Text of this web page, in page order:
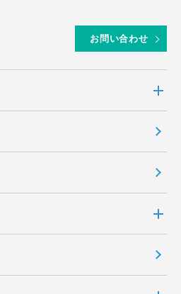
お問い合わせ